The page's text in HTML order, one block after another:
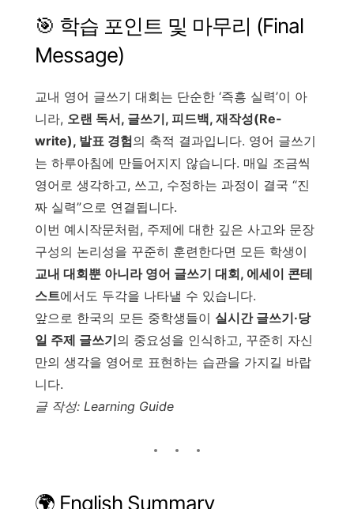
🎯 학습 포인트 및 마무리 (Final
Message)
교내 영어 글쓰기 대회는 단순한 ‘즉흥 실력’이 아
니라, 오랜 독서, 글쓰기, 피드백, 재작성(Re-
write), 발표 경험의 축적 결과입니다. 영어 글쓰기
는 하루아침에 만들어지지 않습니다. 매일 조금씩
영어로 생각하고, 쓰고, 수정하는 과정이 결국 “진
짜 실력”으로 연결됩니다.
이번 예시작문처럼, 주제에 대한 깊은 사고와 문장
구성의 논리성을 꾸준히 훈련한다면 모든 학생이
교내 대회뿐 아니라 영어 글쓰기 대회, 에세이 콘테
스트에서도 두각을 나타낼 수 있습니다.
앞으로 한국의 모든 중학생들이 실시간 글쓰기·당
일 주제 글쓰기의 중요성을 인식하고, 꾸준히 자신
만의 생각을 영어로 표현하는 습관을 가지길 바랍
니다.
글 작성: Learning Guide
🌍 English Summary